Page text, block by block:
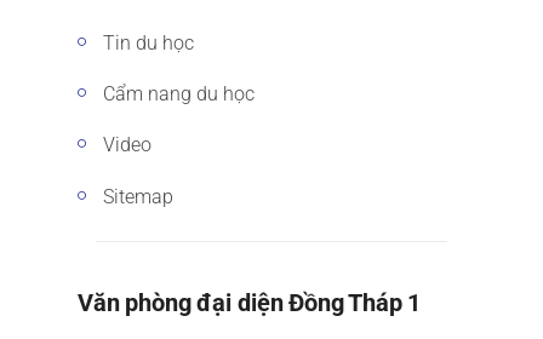
Tin du học
Cẩm nang du học
Video
Sitemap
Văn phòng đại diện Đồng Tháp 1